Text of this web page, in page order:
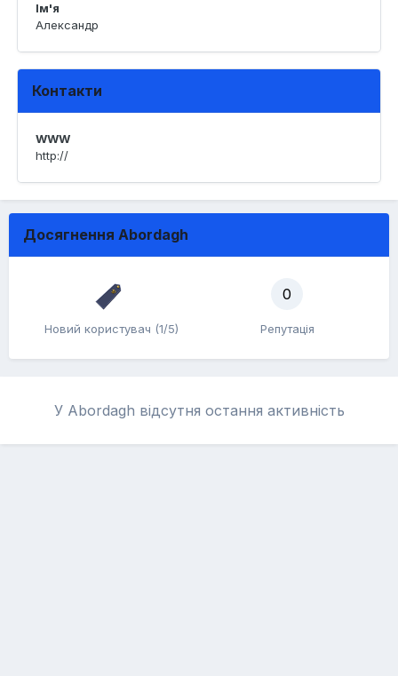
Ім'я
Александр
Контакти
WWW
http://
Досягнення Abordagh
Новий користувач (1/5)
0
Репутація
У Abordagh відсутня остання активність